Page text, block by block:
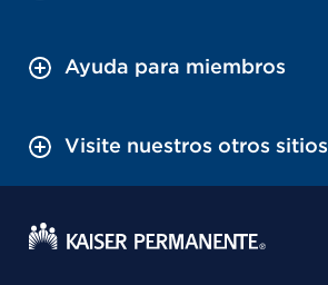
Ayuda para miembros
Visite nuestros otros sitios